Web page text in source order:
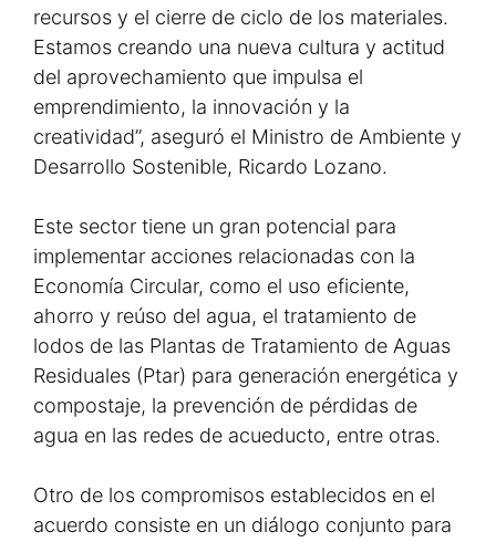
recursos y el cierre de ciclo de los materiales.
Estamos creando una nueva cultura y actitud
del aprovechamiento que impulsa el
emprendimiento, la innovación y la
creatividad”, aseguró el Ministro de Ambiente y
Desarrollo Sostenible, Ricardo Lozano.
Este sector tiene un gran potencial para
implementar acciones relacionadas con la
Economía Circular, como el uso eficiente,
ahorro y reúso del agua, el tratamiento de
lodos de las Plantas de Tratamiento de Aguas
Residuales (Ptar) para generación energética y
compostaje, la prevención de pérdidas de
agua en las redes de acueducto, entre otras.
Otro de los compromisos establecidos en el
acuerdo consiste en un diálogo conjunto para